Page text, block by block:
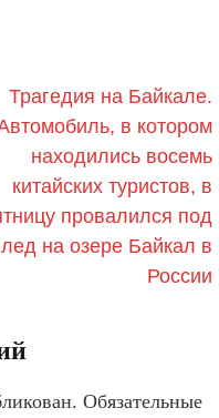
Трагедия на Байкале.
в котором
находились восемь
китайских туристов, в
провалился под
лед на озере Байкал в
России
Обязательные